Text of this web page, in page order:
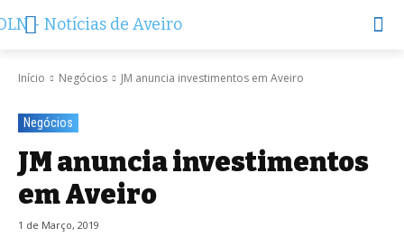
Início Negócios JM anuncia investimentos em Aveiro
Negócios
JM anuncia investimentos
em Aveiro
1 de Março, 2019